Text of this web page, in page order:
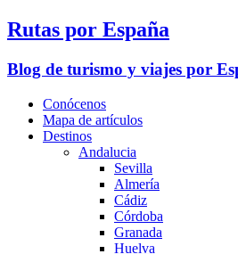
Rutas por España
Blog de turismo y viajes por
Conócenos
Mapa de artículos
Destinos
Andalucia
Sevilla
Almería
Cádiz
Córdoba
Granada
Huelva